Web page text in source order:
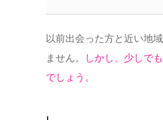
以前出会った方と近い地
ません。
しかし、少しで
でしょう。